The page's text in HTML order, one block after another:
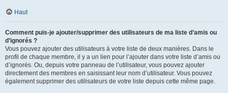
Haut
Comment puis-je ajouter/supprimer des utilisateurs de ma liste d’amis ou
d’ignorés ?
Vous pouvez ajouter des utilisateurs à votre liste de deux manières. Dans le
profil de chaque membre, il y a un lien pour l’ajouter dans votre liste d’amis ou
d’ignorés. Ou, depuis votre panneau de l’utilisateur, vous pouvez ajouter
directement des membres en saisissant leur nom d’utilisateur. Vous pouvez
également supprimer des utilisateurs de votre liste depuis cette même page.